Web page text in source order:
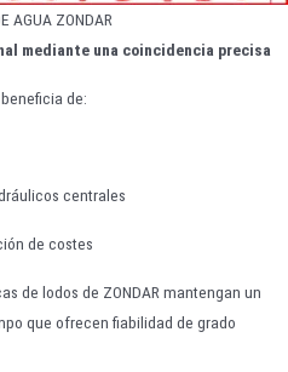
AGUA ZONDAR
mediante una coincidencia precisa
de:
centrales
de costes
de lodos de ZONDAR mantengan un
que ofrecen fiabilidad de grado